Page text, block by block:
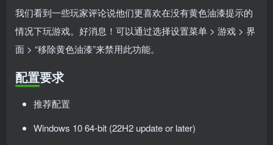
我们看到一些玩家评论说他们更喜欢在没有黄色油漆提示的
情况下玩游戏。好消息！可以通过选择设置菜单 > 游戏 > 界
面 > “移除黄色油漆”来禁用此功能。
配置要求
推荐配置
Windows 10 64-bit (22H2 update or later)